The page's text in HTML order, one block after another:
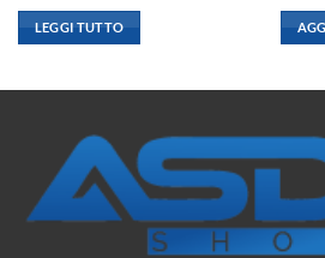
originale
era:
2,08 €.
attuale
è:
1,84 €.
LEGGI TUTTO